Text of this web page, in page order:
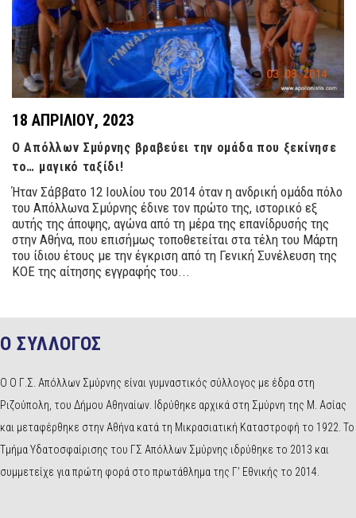
18 ΑΠΡΙΛΊΟΥ, 2023
Ο Απόλλων Σμύρνης βραβεύει την ομάδα που ξεκίνησε
το… μαγικό ταξίδι!
Ήταν Σάββατο 12 Ιουλίου του 2014 όταν η ανδρική ομάδα πόλο
του Απόλλωνα Σμύρνης έδινε τον πρώτο της, ιστορικό εξ
αυτής της άποψης, αγώνα από τη μέρα της επανίδρυσής της
στην Αθήνα, που επισήμως τοποθετείται στα τέλη του Μάρτη
του ίδιου έτους με την έγκριση από τη Γενική Συνέλευση της
ΚΟΕ της αίτησης εγγραφής του...
Ο ΣΥΛΛΟΓΟΣ
Ο Ο Γ.Σ. Απόλλων Σμύρνης είναι γυμναστικός σύλλογος με έδρα στη
Ριζούπολη, του Δήμου Αθηναίων. Ιδρύθηκε αρχικά στη Σμύρνη της Μ. Ασίας
και μεταφέρθηκε στην Αθήνα κατά τη Μικρασιατική Καταστροφή το 1922. Το
Τμήμα Υδατοσφαίρισης του ΓΣ Απόλλων Σμύρνης ιδρύθηκε το 2013 και
συμμετείχε για πρώτη φορά στο πρωτάθλημα της Γ’ Εθνικής το 2014.